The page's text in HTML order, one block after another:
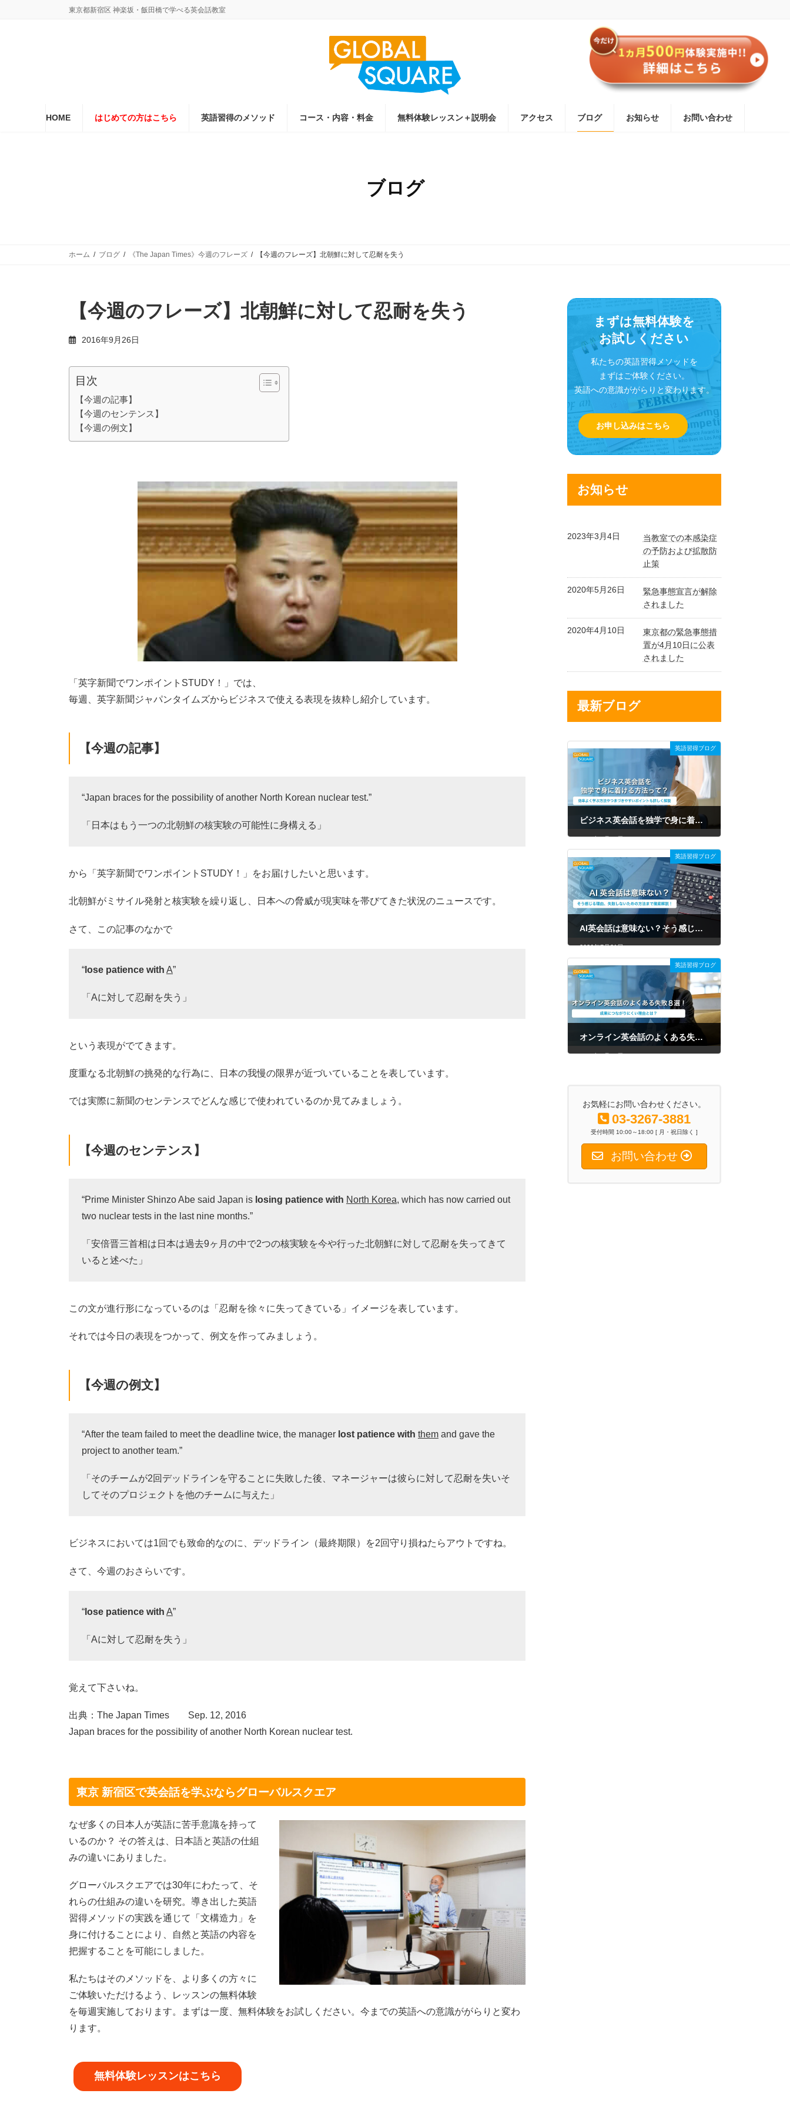
東京都新宿区 神楽坂・飯田橋で学べる英会話教室
HOME はじめての方はこちら 英語習得のメソッド コース・内容・料金 無料体験レッスン＋説明会 アクセス ブログ お知らせ お問い合わせ
ブログ
ホーム ブログ 《The Japan Times》今週のフレーズ 【今週のフレーズ】北朝鮮に対して忍耐を失う
【今週のフレーズ】北朝鮮に対して忍耐を失う
2016年9月26日
目次
【今週の記事】
【今週のセンテンス】
【今週の例文】
「英字新聞でワンポイントSTUDY！」では、
毎週、 英字新聞ジャパンタイムズからビジネスで使える表現を抜粋し紹介 しています。
【今週の記事】
“Japan braces for the possibility of another North Korean nuclear test.”
「日本はもう一つの北朝鮮の核実験の可能性に身構える」
から「英字新聞でワンポイントSTUDY！」 をお届けしたいと思います。
北朝鮮がミサイル発射と核実験を繰り返し、 日本への脅威が現実味を帯びてきた状況のニュースです。
さて、この記事のなかで
“ lose patience with A”
「Aに対して忍耐を失う」
という表現がでてきます。
度重なる北朝鮮の挑発的な行為に、 日本の我慢の限界が近づいていることを表しています。
では実際に新聞のセンテンスでどんな感じで使われているのか見てみましょう。
【今週のセンテンス】
“Prime Minister Shinzo Abe said Japan is losing patience with North Korea, which has now carried out
two nuclear tests in the last nine months.”
「安倍晋三首相は日本は過去9ヶ月の中で2つの核実験を今や行った北朝鮮に対して忍耐を失ってきて
いると述べた」
この文が進行形になっているのは「忍耐を徐々に失ってきている」 イメージを表しています。
それでは今日の表現をつかって、例文を作ってみましょう。
【今週の例文】
“After the team failed to meet the deadline twice, the manager lost patience with them and gave the
project to another team.”
「そのチームが2回デッドラインを守ることに失敗した後、マネージャーは彼らに対して忍耐を失いそ
してそのプロジェクトを他のチームに与えた」
ビジネスにおいては1回でも致命的なのに、デッドライン（最終期限）を2回守り損ねたらアウトですね。
さて、今週のおさらいです。
“ lose patience with A”
「Aに対して忍耐を失う」
覚えて下さいね。
出典：The Japan Times Sep. 12, 2016
Japan braces for the possibility of another North Korean nuclear test.
東京 新宿区で英会話を学ぶならグローバルスクエア
なぜ多くの日本人が英語に苦手意識を持って
いるのか？ その答えは、日本語と英語の仕組
みの違いにありました。
グローバルスクエアでは30年にわたって、そ
れらの仕組みの違いを研究。導き出した英語
習得メソッドの実践を通じて「文構造力」を
身に付けることにより、自然と英語の内容を
把握することを可能にしました。
私たちはそのメソッドを、より多くの方々に
ご体験いただけるよう、レッスンの無料体験
を毎週実施しております。まずは一度、無料体験をお試しください。今までの英語への意識ががらりと変わ
ります。
無料体験レッスンはこちら
まずは無料体験を
お試しください
私たちの英語習得メソッドを
まずはご体験ください。
英語への意識ががらりと変わります。
お申し込みはこちら
お知らせ
2023年3月4日
当教室での本感染症
の予防および拡散防
止策
2020年5月26日
緊急事態宣言が解除
されました
2020年4月10日
東京都の緊急事態措
置が4月10日に公表
されました
最新ブログ
英語習得ブログ
ビジネス英会話を独学で身に着ける方法って？効率よく学ぶ方法やつまづきやすいポイントも詳しく解説
2026年7月31日
英語習得ブログ
AI英会話は意味ない？そう感じる理由、失敗しないための方法まで徹底解説！
2026年7月31日
英語習得ブログ
オンライン英会話のよくある失敗8選！原因や後悔しない選び方を徹底解説
2026年6月26日
お気軽にお問い合わせください。
03-3267-3881
受付時間 10:00～18:00 [ 月・祝日除く ]
お問い合わせ